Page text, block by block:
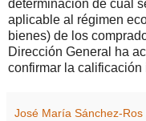
determinación de cuál
aplicable al régimen
bienes) de los
Dirección General ha
confirmar la calificación
José María Sánchez-Ros